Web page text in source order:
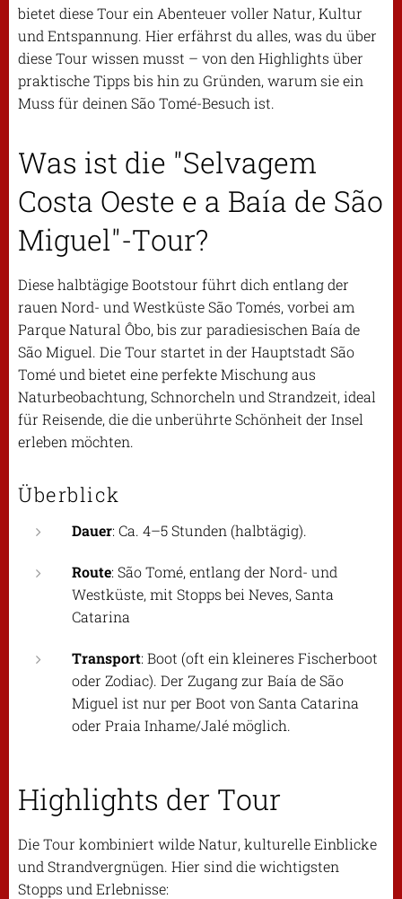
bietet diese Tour ein Abenteuer voller Natur, Kultur
und Entspannung. Hier erfährst du alles, was du über
diese Tour wissen musst – von den Highlights über
praktische Tipps bis hin zu Gründen, warum sie ein
Muss für deinen São Tomé-Besuch ist.
Was ist die "Selvagem
Costa Oeste e a Baía de São
Miguel"-Tour?
Diese halbtägige Bootstour führt dich entlang der
rauen Nord- und Westküste São Tomés, vorbei am
Parque Natural Ôbo, bis zur paradiesischen Baía de
São Miguel. Die Tour startet in der Hauptstadt São
Tomé und bietet eine perfekte Mischung aus
Naturbeobachtung, Schnorcheln und Strandzeit, ideal
für Reisende, die die unberührte Schönheit der Insel
erleben möchten.
Überblick
Dauer: Ca. 4–5 Stunden (halbtägig).
Route: São Tomé, entlang der Nord- und
Westküste, mit Stopps bei Neves, Santa
Catarina
Transport: Boot (oft ein kleineres Fischerboot
oder Zodiac). Der Zugang zur Baía de São
Miguel ist nur per Boot von Santa Catarina
oder Praia Inhame/Jalé möglich.
Highlights der Tour
Die Tour kombiniert wilde Natur, kulturelle Einblicke
und Strandvergnügen. Hier sind die wichtigsten
Stopps und Erlebnisse: